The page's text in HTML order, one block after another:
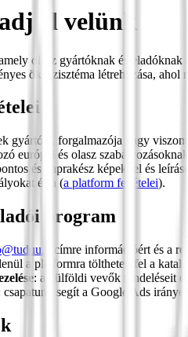
el velünk
olasz gyártóknak és
ökoszisztéma létrehozása,
gyártója, forgalmazója vagy
európai és olasz
és naprakész képekkel és
és a (a platform feltételei).
program
címre információért és a
a platformra töltheted fel a
: a külföldi vevők rendeléseit
csapatunk segít a Google Ads